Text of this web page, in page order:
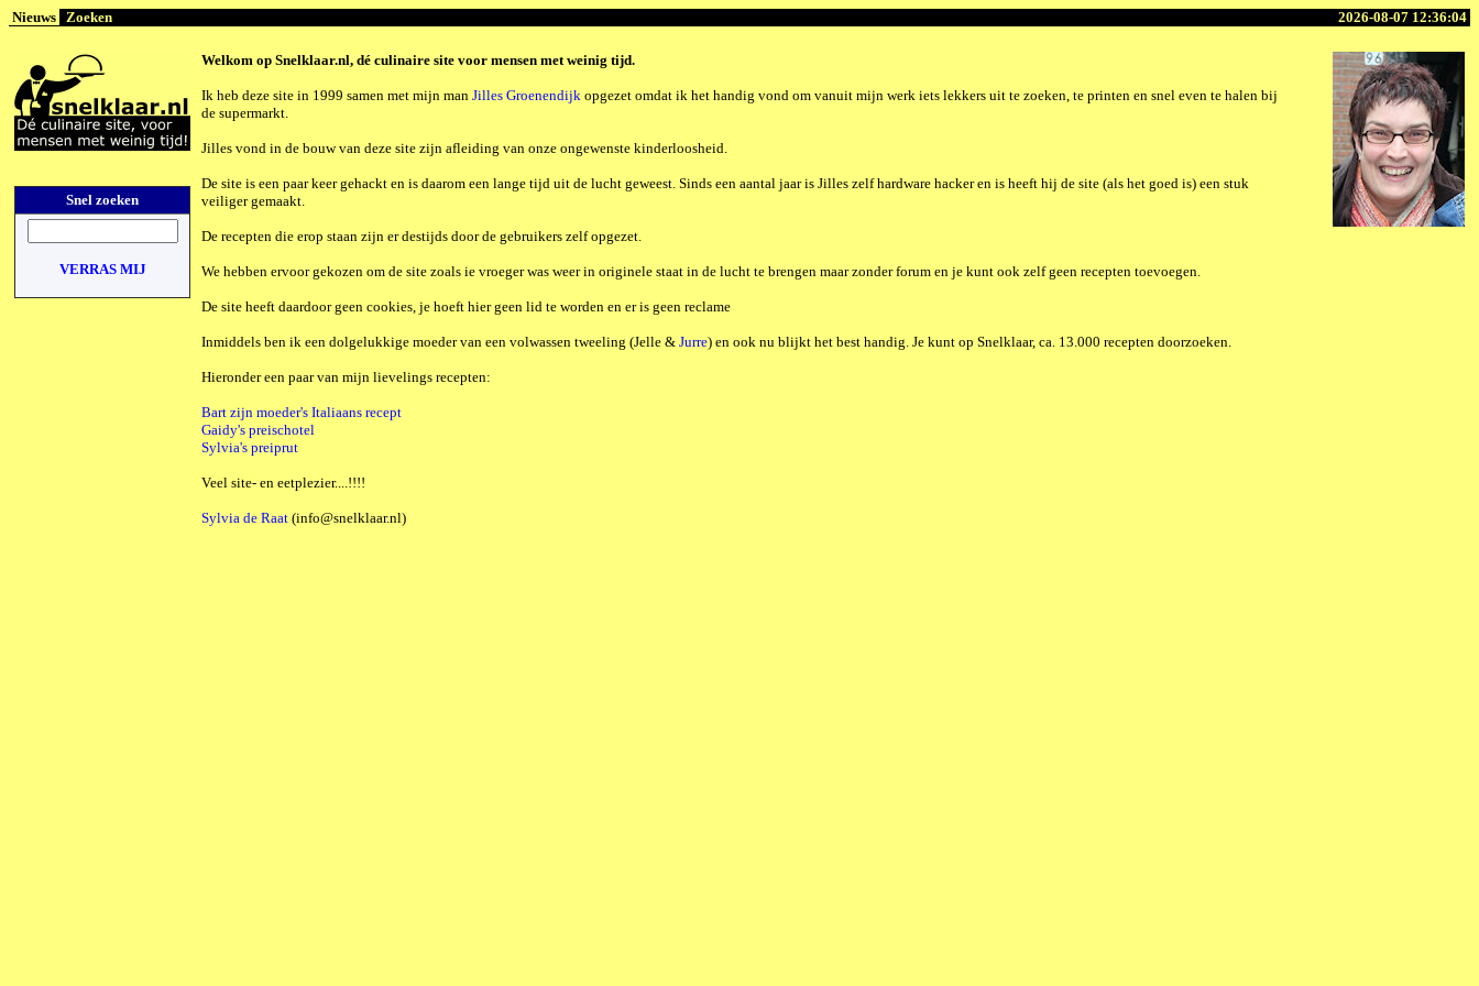
Nieuws Zoeken 2026-08-07 12:36:04
Snel zoeken
VERRAS MIJ
Welkom op Snelklaar.nl, dé culinaire site voor mensen met weinig tijd.
Ik heb deze site in 1999 samen met mijn man Jilles Groenendijk opgezet omdat ik het handig vond om vanuit mijn werk iets lekkers uit te zoeken, te printen en snel even te halen bij
de supermarkt.
Jilles vond in de bouw van deze site zijn afleiding van onze ongewenste kinderloosheid.
De site is een paar keer gehackt en is daarom een lange tijd uit de lucht geweest. Sinds een aantal jaar is Jilles zelf hardware hacker en is heeft hij de site (als het goed is) een stuk
veiliger gemaakt.
De recepten die erop staan zijn er destijds door de gebruikers zelf opgezet.
We hebben ervoor gekozen om de site zoals ie vroeger was weer in originele staat in de lucht te brengen maar zonder forum en je kunt ook zelf geen recepten toevoegen.
De site heeft daardoor geen cookies, je hoeft hier geen lid te worden en er is geen reclame
Inmiddels ben ik een dolgelukkige moeder van een volwassen tweeling (Jelle & Jurre) en ook nu blijkt het best handig. Je kunt op Snelklaar, ca. 13.000 recepten doorzoeken.
Hieronder een paar van mijn lievelings recepten:
Bart zijn moeder's Italiaans recept
Gaidy's preischotel
Sylvia's preiprut
Veel site- en eetplezier....!!!!
Sylvia de Raat (info@snelklaar.nl)